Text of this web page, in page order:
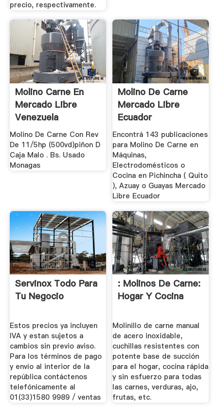
precio, respectivamente.
Molino Carne En
Mercado Libre
Venezuela
Molino De Carne Con Rev
De 11/5hp (500vd)piñon D
Caja Malo . Bs. Usado
Monagas
Molino De Carne
Mercado Libre
Ecuador
Encontrá 143 publicaciones
para Molino De Carne en
Máquinas,
Electrodomésticos o
Cocina en Pichincha ( Quito
), Azuay o Guayas Mercado
Libre Ecuador
Servinox Todo Para
Tu Negocio
Estos precios ya incluyen
IVA y estan sujetos a
cambios sin previo aviso.
Para los términos de pago
y envío al interior de la
república contáctenos
telefónicamente al
01(33)1580 9989 / ventas
: Molinos De Carne:
Hogar Y Cocina
Molinillo de carne manual
de acero inoxidable,
cuchillas resistentes con
potente base de succión
para el hogar, cocina rápida
y sin esfuerzo para todas
las carnes, verduras, ajo,
frutas, etc.